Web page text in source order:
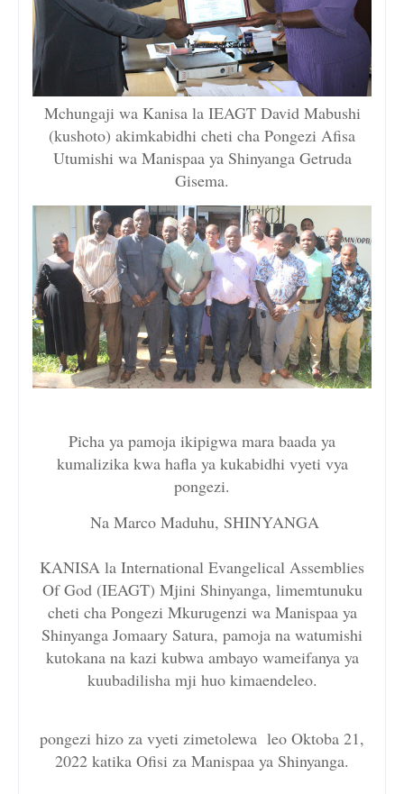
Mchungaji wa Kanisa la IEAGT David Mabushi
(kushoto) akimkabidhi cheti cha Pongezi Afisa
Utumishi wa Manispaa ya Shinyanga Getruda
Gisema.
Picha ya pamoja ikipigwa mara baada ya
kumalizika kwa hafla ya kukabidhi vyeti vya
pongezi.
Na Marco Maduhu, SHINYANGA
KANISA la International Evangelical Assemblies
Of God (IEAGT) Mjini Shinyanga, limemtunuku
cheti cha Pongezi Mkurugenzi wa Manispaa ya
Shinyanga Jomaary Satura, pamoja na watumishi
kutokana na kazi kubwa ambayo wameifanya ya
kuubadilisha mji huo kimaendeleo.
pongezi hizo za vyeti zimetolewa leo Oktoba 21,
2022 katika Ofisi za Manispaa ya Shinyanga.